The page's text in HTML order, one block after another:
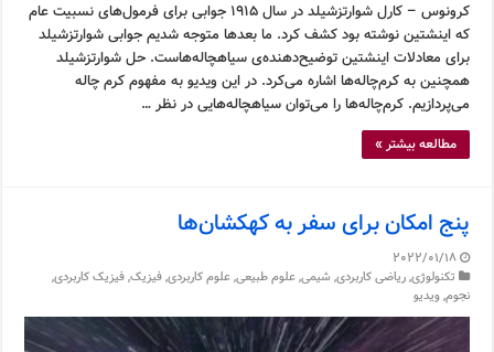
کرونوس – کارل شوارتزشیلد در سال ۱۹۱۵ جوابی برای فرمول‌های نسبیت عام
که اینشتین نوشته بود کشف کرد. ما بعدها متوجه شدیم جوابی شوارتزشیلد
برای معادلات اینشتین توضیح‌دهنده‌ی سیاهچاله‌هاست. حل شوارتزشیلد
همچنین به کرم‌چاله‌ها اشاره می‌کرد. در این ویدیو به مفهوم کرم چاله
می‌پردازیم. کرم‌چاله‌ها را می‌توان سیاهچاله‌هایی در نظر …
مطالعه بیشتر »
پنج امکان برای سفر به کهکشان‌ها
2022/01/18
تکنولوژی,ریاضی کاربردی, شیمی,علوم طبیعی,علوم کاربردی,فیزیک,فیزیک کاربردی,
نجوم,ویدیو